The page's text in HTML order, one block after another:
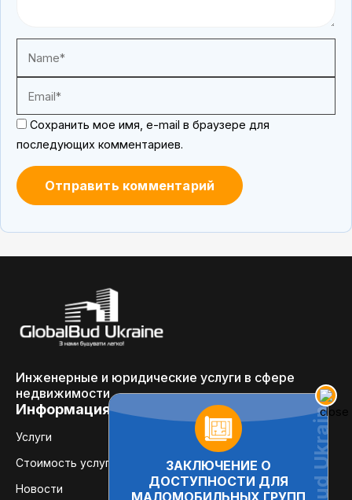
Сохранить мое имя, e-mail в браузере для
последующих комментариев.
ЗАКЛЮЧЕНИЕ О
ДОСТУПНОСТИ ДЛЯ
МАЛОМОБИЛЬНЫХ ГРУПП
Инженерные и юридические услуги в сфере
недвижимости
Информация
Услуги
Стоимость услуг
Новости